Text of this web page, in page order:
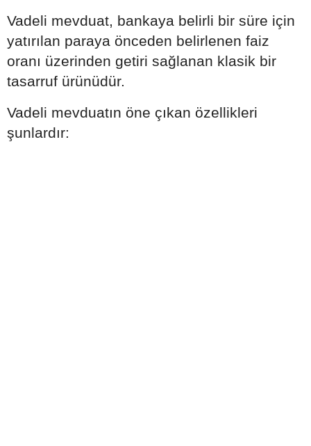
Vadeli mevduat, bankaya belirli bir süre için
yatırılan paraya önceden belirlenen faiz
oranı üzerinden getiri sağlanan klasik bir
tasarruf ürünüdür.
Vadeli mevduatın öne çıkan özellikleri
şunlardır: